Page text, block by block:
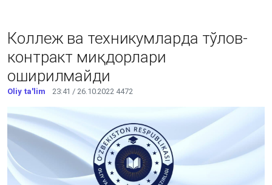
Коллеж ва техникумларда тўлов-
контракт миқдорлари
оширилмайди
Oliy ta'lim 23:41 / 26.10.2022 4472